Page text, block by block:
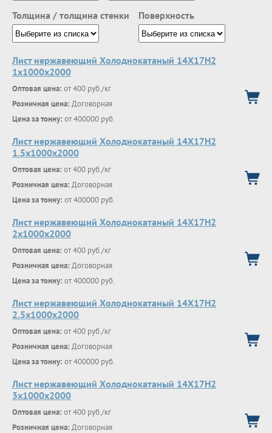
Толщина / толщина стенки Поверхность
Лист нержавеющий Холоднокатаный 14X17H2
1х1000х2000
Оптовая цена: от 400 руб./кг
Розничная цена: Договорная
Цена за тонну: от 400000 руб.
Лист нержавеющий Холоднокатаный 14X17H2
1.5х1000х2000
Оптовая цена: от 400 руб./кг
Розничная цена: Договорная
Цена за тонну: от 400000 руб.
Лист нержавеющий Холоднокатаный 14X17H2
2х1000х2000
Оптовая цена: от 400 руб./кг
Розничная цена: Договорная
Цена за тонну: от 400000 руб.
Лист нержавеющий Холоднокатаный 14X17H2
2.5х1000х2000
Оптовая цена: от 400 руб./кг
Розничная цена: Договорная
Цена за тонну: от 400000 руб.
Лист нержавеющий Холоднокатаный 14X17H2
3х1000х2000
Оптовая цена: от 400 руб./кг
Розничная цена: Договорная